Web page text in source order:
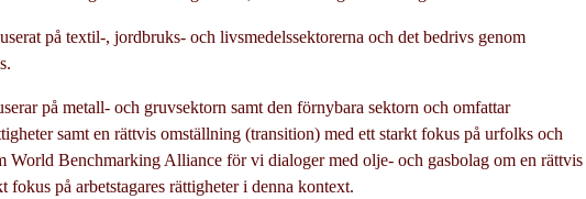
på textil-, jordbruks- och livsmedelssektorerna och det bedrivs genom
på metall- och gruvsektorn samt den förnybara sektorn och omfattar
samt en rättvis omställning (transition) med ett starkt fokus på urfolks och
World Benchmarking Alliance för vi dialoger med olje- och gasbolag om en rättvis
på arbetstagares rättigheter i denna kontext.